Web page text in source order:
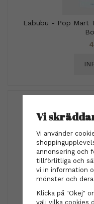
Labubu - Pop Mart
Vi
Vi använder
annonsering och
tillförlitliga och
vi in information
mönster och
Klicka på "Okej"
välj vilka cookies